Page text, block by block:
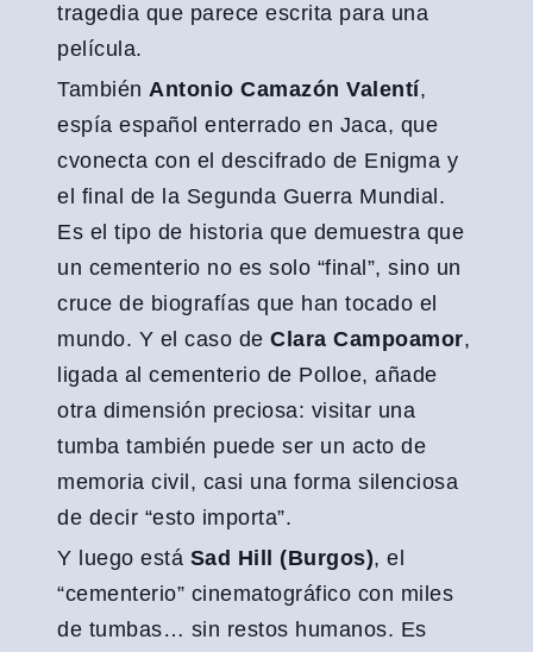
tragedia que parece escrita para una
película.
También Antonio Camazón Valentí,
espía español enterrado en Jaca, que
cvonecta con el descifrado de Enigma y
el final de la Segunda Guerra Mundial.
Es el tipo de historia que demuestra que
un cementerio no es solo “final”, sino un
cruce de biografías que han tocado el
mundo. Y el caso de Clara Campoamor,
ligada al cementerio de Polloe, añade
otra dimensión preciosa: visitar una
tumba también puede ser un acto de
memoria civil, casi una forma silenciosa
de decir “esto importa”.
Y luego está Sad Hill (Burgos), el
“cementerio” cinematográfico con miles
de tumbas… sin restos humanos. Es